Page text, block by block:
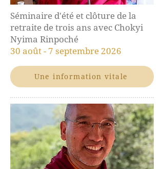
Séminaire d'été et clôture de la
retraite de trois ans avec Chokyi
Nyima Rinpoché
30 août - 7 septembre 2026
Une information vitale